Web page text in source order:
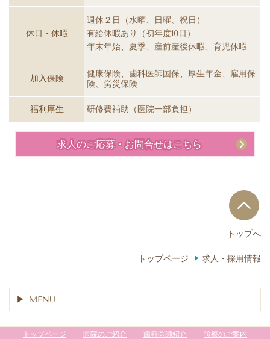
休日・休暇
週休２日（水曜、日曜、祝日）
有給休暇あり（初年度10日）
年末年始、夏季、産前産後休暇、育児休暇
加入保険
健康保険、歯科医師国保、厚生年金、雇用保
険、労災保険
福利厚生 研修費補助（医院一部負担）
求人のご応募・お問合せはこちら
トップへ
トップページ 求人・採用情報
MENU
トップページ 医院のご紹介 歯科医師紹介
診療のご案内